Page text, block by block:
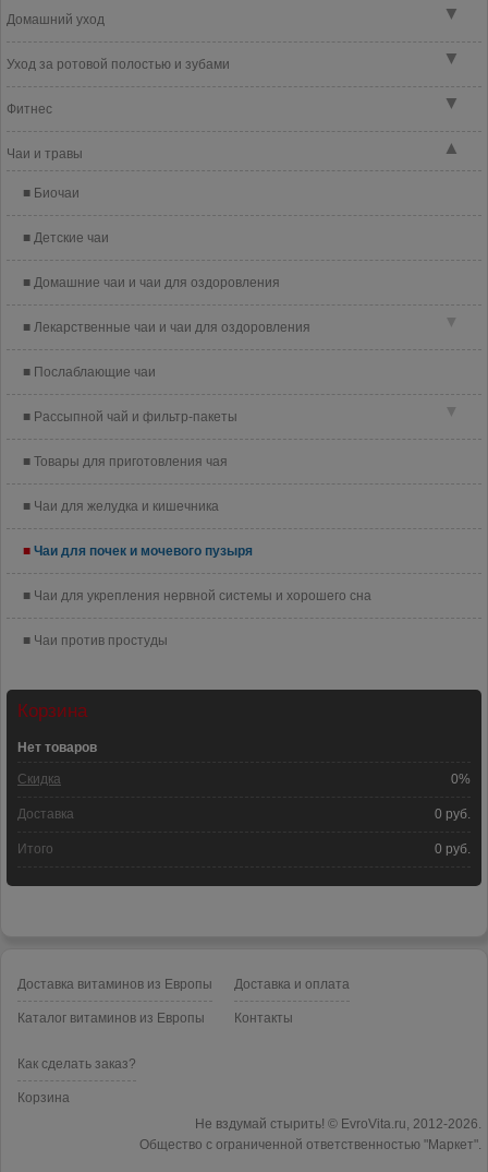
▼
Домашний уход
▼
Уход за ротовой полостью и зубами
▼
Фитнес
▲
Чаи и травы
Биочаи
Детские чаи
Домашние чаи и чаи для оздоровления
▼
Лекарственные чаи и чаи для оздоровления
Послаблающие чаи
▼
Рассыпной чай и фильтр-пакеты
Товары для приготовления чая
Чаи для желудка и кишечника
Чаи для почек и мочевого пузыря
Чаи для укрепления нервной системы и хорошего сна
Чаи против простуды
Корзина
Нет товаров
Скидка 0%
Доставка 0 руб.
Итого 0 руб.
Доставка витаминов из Европы
Каталог витаминов из Европы
Доставка и оплата
Контакты
Как сделать заказ?
Корзина
Не вздумай стырить! © EvroVita.ru, 2012-2026.
Общество с ограниченной ответственностью "Маркет".